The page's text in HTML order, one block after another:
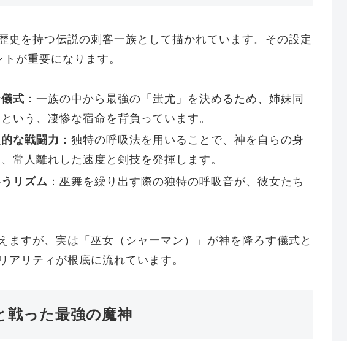
史を持つ伝説の刺客一族として描かれています。その設定
が重要になります。
式 ：一族の中から最強の「蚩尤」を決めるため、姉妹同
いう、凄惨な宿命を背負っています。
な戦闘力 ：独特の呼吸法を用いることで、神を自らの身
常人離れした速度と剣技を発揮します。
リズム ：巫舞を繰り出す際の独特の呼吸音が、彼女たち
ますが、実は「巫女（シャーマン）」が神を降ろす儀式と
アリティが根底に流れています。
戦った最強の魔神